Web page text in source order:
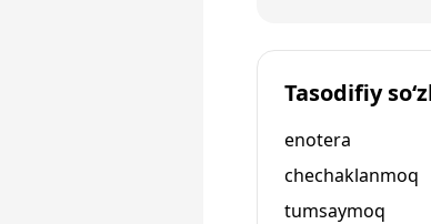
Tasodifiy
enotera
chechaklanmoq
tumsaymoq